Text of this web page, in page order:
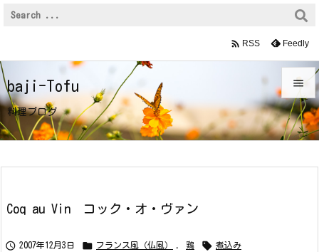
baji-Tofu
料理ブログ


メニュ
 RSS Feedly
Coq au Vin コック・オ・ヴァン
 2007年12月3日  フランス風（仏風） 鶏  煮込み